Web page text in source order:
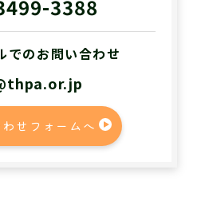
3388
でのお問い合わせ
せフォームへ